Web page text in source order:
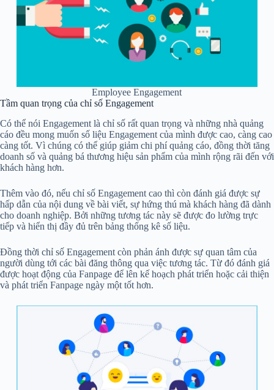
Employee Engagement
Tầm quan trọng của chỉ số Engagement
Có thể nói Engagement là chỉ số rất quan trọng và những nhà quảng
cáo đều mong muốn số liệu Engagement của mình được cao, càng cao
càng tốt. Vì chúng có thể giúp giảm chi phí quảng cáo, đồng thời tăng
doanh số và quảng bá thương hiệu sản phẩm của mình rộng rãi đến với
khách hàng hơn.
Thêm vào đó, nếu chỉ số Engagement cao thì còn đánh giá được sự
hấp dẫn của nội dung về bài viết, sự hứng thú mà khách hàng đã dành
cho doanh nghiệp. Bởi những tương tác này sẽ được đo lường trực
tiếp và hiển thị đầy đủ trên bảng thống kê số liệu.
Đồng thời chỉ số Engagement còn phản ánh được sự quan tâm của
người dùng tới các bài đăng thông qua việc tương tác. Từ đó đánh giá
được hoạt động của Fanpage để lên kế hoạch phát triển hoặc cải thiện
và phát triển Fanpage ngày một tốt hơn.